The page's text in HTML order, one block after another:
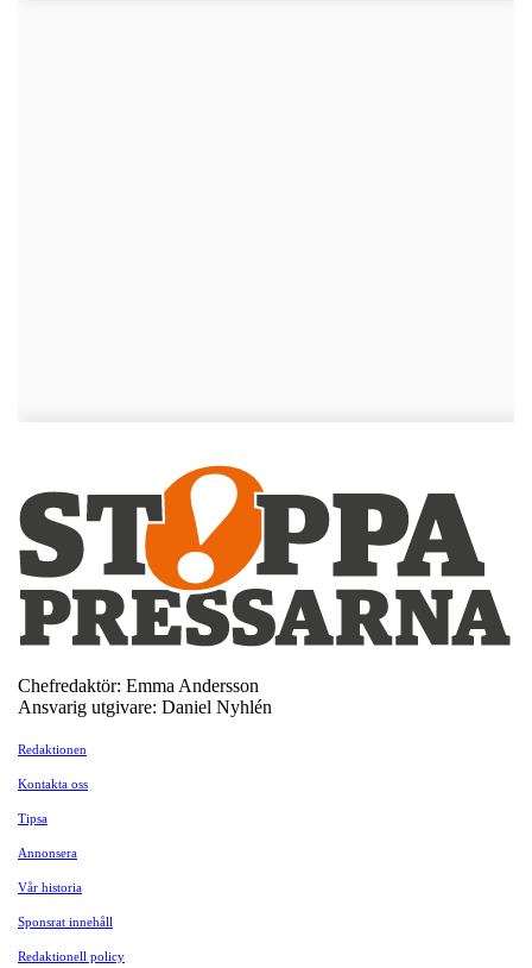
Chefredaktör: Emma Andersson
Ansvarig utgivare: Daniel Nyhlén
Redaktionen
Kontakta oss
Tipsa
Annonsera
Vår historia
Sponsrat innehåll
Redaktionell policy